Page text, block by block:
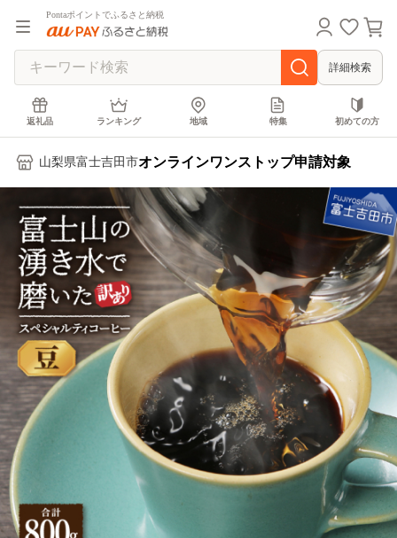
Pontaポイントでふるさと納税
詳細検索
返礼品 ランキング 地域 特集 初めての方
山梨県富士吉田市オンラインワンストップ申請対象